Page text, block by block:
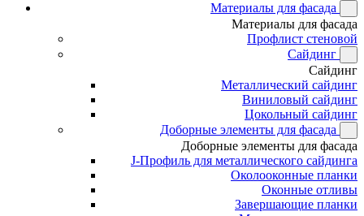
Материалы для фасада
Материалы для фасада
Профлист стеновой
Сайдинг
Сайдинг
Металлический сайдинг
Виниловый сайдинг
Цокольный сайдинг
Доборные элементы для фасада
Доборные элементы для фасада
J-Профиль для металлического сайдинга
Околооконные планки
Оконные отливы
Завершающие планки